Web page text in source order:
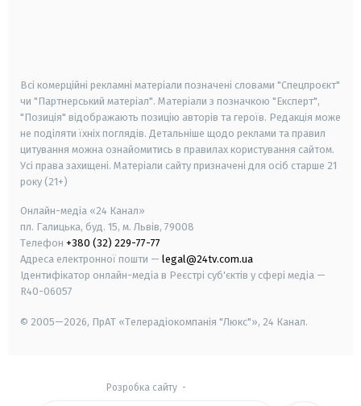
Всі комерційні рекламні матеріали позначені словами "Спецпроєкт"
чи "Партнерський матеріал". Матеріали з позначкою "Експерт",
"Позиція" відображають позицію авторів та героїв. Редакція може
не поділяти їхніх поглядів. Детальніше щодо реклами та правил
цитування можна ознайомитись в правилах користування сайтом.
Усі права захищені. Матеріали сайту призначені для осіб старше 21
року (21+)
Онлайн-медіа «24 Канал»
пл. Галицька, буд. 15, м. Львів, 79008
Телефон +380 (32) 229-77-77
Адреса електронної пошти — legal@24tv.com.ua
Ідентифікатор онлайн-медіа в Реєстрі суб'єктів у сфері медіа —
R40-06057
© 2005—2026, ПрАТ «Телерадіокомпанія "Люкс"», 24 Канал.
Розробка сайту-